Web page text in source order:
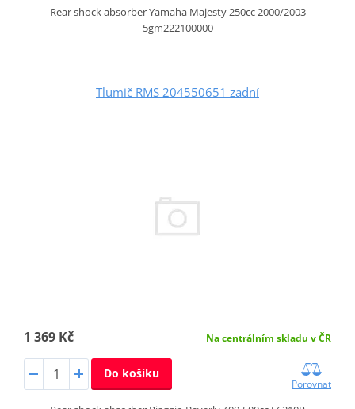
Rear shock absorber Yamaha Majesty 250cc 2000/2003
5gm222100000
Tlumič RMS 204550651 zadní
1 369 Kč Na centrálním skladu v ČR
Do košíku
Porovnat